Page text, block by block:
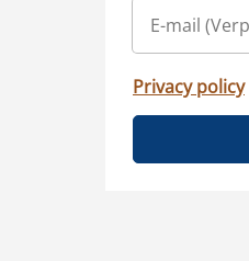
Privacy policy